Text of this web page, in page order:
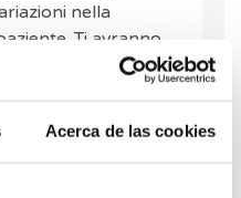
Acerca de las cookies
nella
Ti avranno
i risultati.